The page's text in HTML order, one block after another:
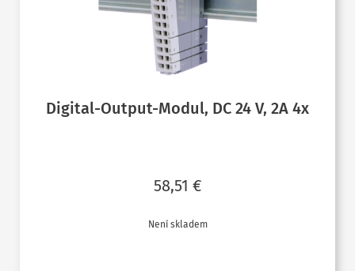
Digital-Output-Modul, DC 24 V, 2A 4x
58,51 €
Není skladem